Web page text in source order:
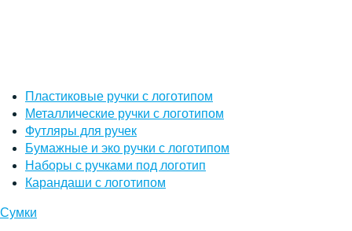
Пластиковые ручки с логотипом
Металлические ручки с логотипом
Футляры для ручек
Бумажные и эко ручки с логотипом
Наборы с ручками под логотип
Карандаши с логотипом
Сумки